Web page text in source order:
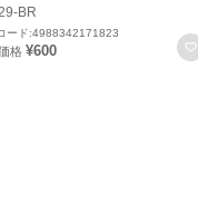
りに登録
BR
ード:4988342171823
格 ¥600